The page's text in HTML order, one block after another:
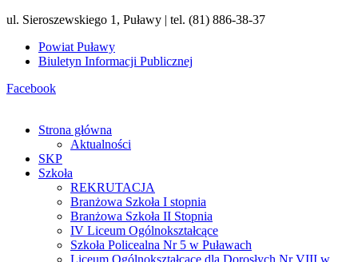
ul. Sieroszewskiego 1, Puławy | tel. (81) 886-38-37
Powiat Puławy
Biuletyn Informacji Publicznej
Facebook
Strona główna
Aktualności
SKP
Szkoła
REKRUTACJA
Branżowa Szkoła I stopnia
Branżowa Szkoła II Stopnia
IV Liceum Ogólnokształcące
Szkoła Policealna Nr 5 w Puławach
Liceum Ogólnokształcące dla Dorosłych Nr VIII w